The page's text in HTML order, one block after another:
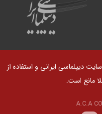
دیپلماسی ایرانی و استفاده از
مانع است.
A.C.A CO